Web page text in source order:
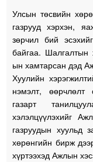
Улсын төсвийн
газрууд хэрхэн,
зөрчил бий
байгаа. Шалгалтын
ын хамтарсан дэд
Хуулийн
нэмэлт, өөрчлөлт
газарт
хэлэлцүүлэхийг
газруудын хуульд
хөрөнгийн бирж
хүртээхэд Ажлын